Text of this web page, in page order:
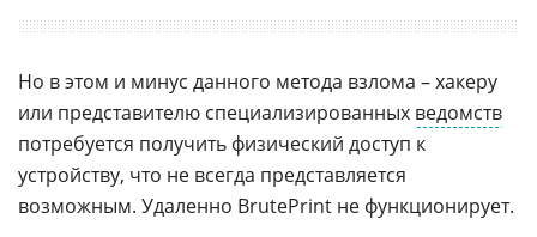
Но в этом и минус данного метода взлома – хакеру
или представителю специализированных ведомств
потребуется получить физический доступ к
устройству, что не всегда представляется
возможным. Удаленно BrutePrint не функционирует.